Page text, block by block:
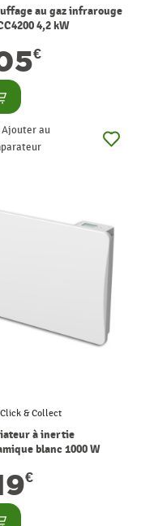
au gaz infrarouge
4,2 kW
€
Ajouter au
Click & Collect
à inertie
blanc 1000 W
€